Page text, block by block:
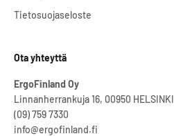
Tietosuojaseloste
Ota yhteyttä
ErgoFinland Oy
Linnanherrankuja 16, 00950 HELSINKI
(09) 759 7330
info@ergofinland.fi